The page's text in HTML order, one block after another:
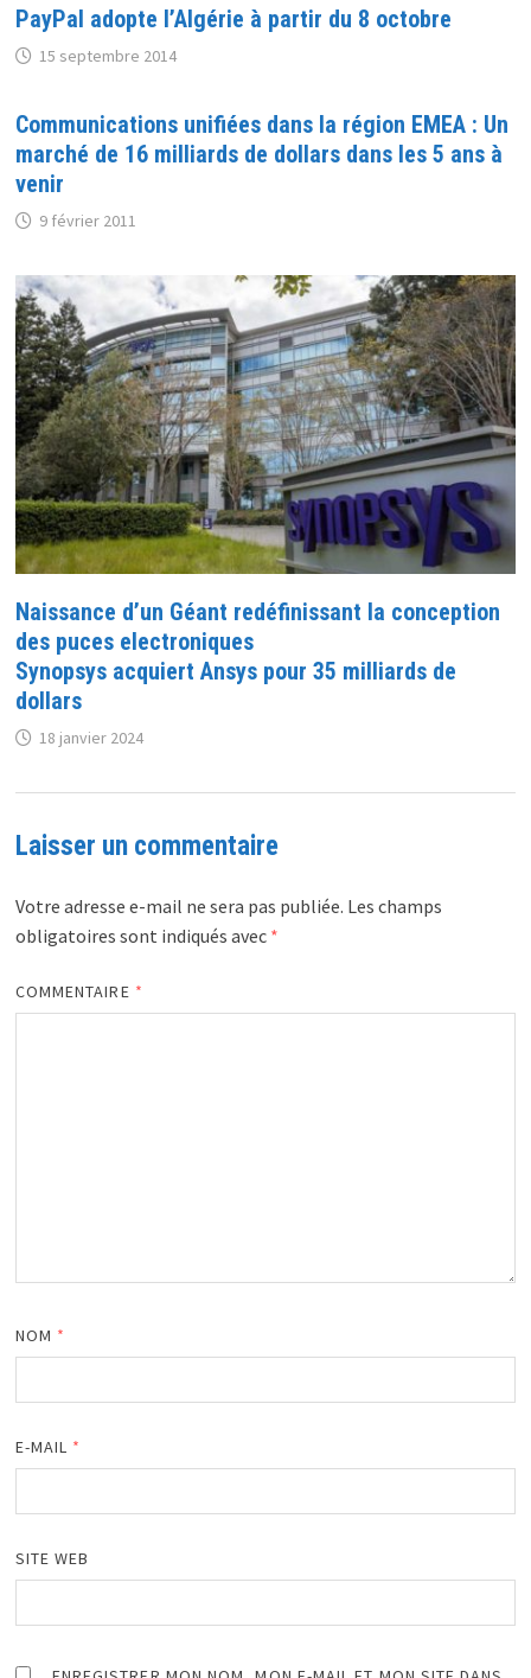
PayPal adopte l’Algérie à partir du 8 octobre
15 septembre 2014
Communications unifiées dans la région EMEA : Un
marché de 16 milliards de dollars dans les 5 ans à
venir
9 février 2011
Naissance d’un Géant redéfinissant la conception
des puces electroniques
Synopsys acquiert Ansys pour 35 milliards de
dollars
18 janvier 2024
Laisser un commentaire
Votre adresse e-mail ne sera pas publiée. Les champs
obligatoires sont indiqués avec *
COMMENTAIRE *
NOM *
E-MAIL *
SITE WEB